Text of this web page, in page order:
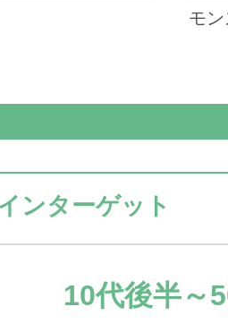
モン
ンターゲット
10代後半～